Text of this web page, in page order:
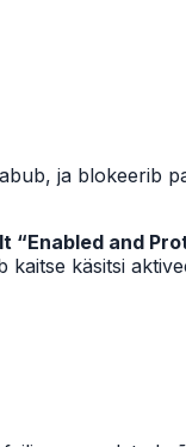
ja blokeerib
“Enabled and
käsitsi